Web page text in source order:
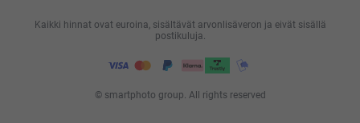
© smartphoto group. All rights reserved
Kaikki hinnat ovat euroina, sisältävät arvonlisäveron ja eivät sisällä
postikuluja.